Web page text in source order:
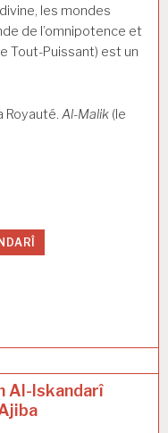
les mondes
de l’omnipotence et
Tout-Puissant) est un
Royauté. Al-Malik (le
Al-Iskandarî